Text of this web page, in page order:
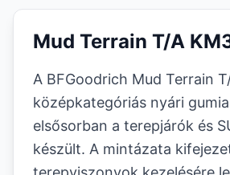
Mud Terrain T/A
A BFGoodrich Mud Terrain
középkategóriás nyári
elsősorban a terepjárók és
készült. A mintázata